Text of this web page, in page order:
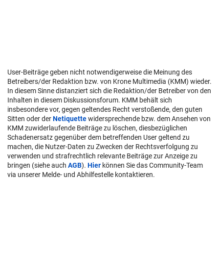
User-Beiträge geben nicht notwendigerweise die Meinung des
Betreibers/der Redaktion bzw. von Krone Multimedia (KMM) wieder.
In diesem Sinne distanziert sich die Redaktion/der Betreiber von den
Inhalten in diesem Diskussionsforum. KMM behält sich
insbesondere vor, gegen geltendes Recht verstoßende, den guten
Sitten oder derNetiquettewidersprechende bzw. dem Ansehen von
KMM zuwiderlaufende Beiträge zu löschen, diesbezüglichen
Schadenersatz gegenüber dem betreffenden User geltend zu
machen, die Nutzer-Daten zu Zwecken der Rechtsverfolgung zu
verwenden und strafrechtlich relevante Beiträge zur Anzeige zu
bringen (siehe auch AGB). Hier können Sie das Community-Team
via unserer Melde- und Abhilfestelle kontaktieren.